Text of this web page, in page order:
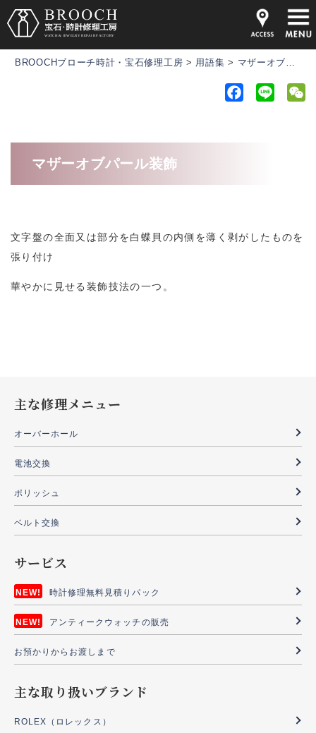
BROOCHブローチ時計・宝石修理工房 > 用語集 > マザーオブパール装飾
マザーオブパール装飾
文字盤の全面又は部分を白蝶貝の内側を薄く剥がしたものを
張り付け
華やかに見せる装飾技法の一つ。
主な修理メニュー
オーバーホール
電池交換
ポリッシュ
ベルト交換
サービス
時計修理無料見積りパック
アンティークウォッチの販売
お預かりからお渡しまで
主な取り扱いブランド
ROLEX（ロレックス）